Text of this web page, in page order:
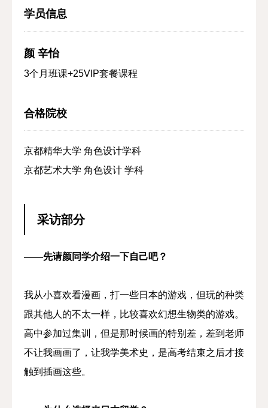
学员信息
颜 辛怡
3个月班课+25VIP套餐课程
合格院校
京都精华大学 角色设计学科
京都艺术大学 角色设计 学科
采访部分
——先请颜同学介绍一下自己吧？
我从小喜欢看漫画，打一些日本的游戏，但玩的种类
跟其他人的不太一样，比较喜欢幻想生物类的游戏。
高中参加过集训，但是那时候画的特别差，差到老师
不让我画画了，让我学美术史，是高考结束之后才接
触到插画这些。